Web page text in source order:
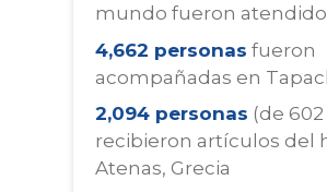
mundo fueron
4,662 personas fueron
acompañadas en
2,094 personas (de
recibieron artículos del
Atenas, Grecia